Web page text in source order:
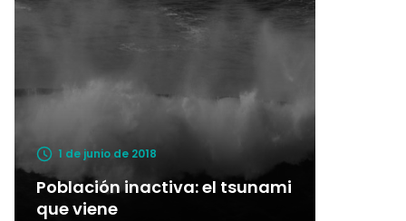
1 de junio de 2018
Población inactiva: el tsunami
que viene